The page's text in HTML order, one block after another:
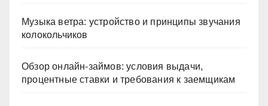
Музыка ветра: устройство и принципы звучания
колокольчиков
Обзор онлайн-займов: условия выдачи,
процентные ставки и требования к заемщикам